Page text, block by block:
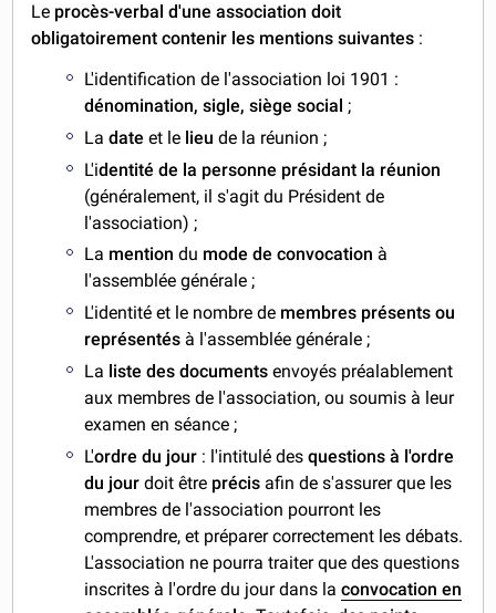
Le procès-verbal d'une association doit
obligatoirement contenir les mentions suivantes :
L'identification de l'association loi 1901 :
dénomination, sigle, siège social ;
Ladate et le lieu de la réunion ;
L'identité de la personne présidant la réunion
(généralement, il s'agit du Président de
l'association) ;
La mention du mode de convocation à
l'assemblée générale ;
L'identité et le nombre de membres présents ou
représentés à l'assemblée générale ;
La liste des documents envoyés préalablement
aux membres de l'association, ou soumis à leur
examen en séance ;
L'ordre du jour : l'intitulé desquestions à l'ordre
du jour doit être précis afin de s'assurer que les
membres de l'association pourront les
comprendre, et préparer correctement les débats.
L'association ne pourra traiter que des questions
inscrites à l'ordre du jour dans laconvocation en